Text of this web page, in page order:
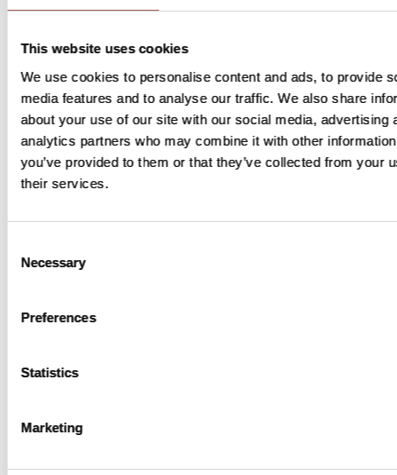
This website uses cookies
We use cookies to personalise content and ads, to provide
media features and to analyse our traffic. We also share
about your use of our site with our social media, advertising
analytics partners who may combine it with other
you’ve provided to them or that they’ve collected from your
their services.
Selection
Necessary
Preferences
Statistics
Marketing
Berapa lamakah kajian akan
berlangsung?
Tempoh penyertaan anda akan
bergantung kepada beberapa faktor,
termasuk kajian yang anda sertai dan
kajian.
dapati daripada menyertai?
Anda mungkin mendapat manfaat
pakar-pakar limfoma. Tiada jaminan